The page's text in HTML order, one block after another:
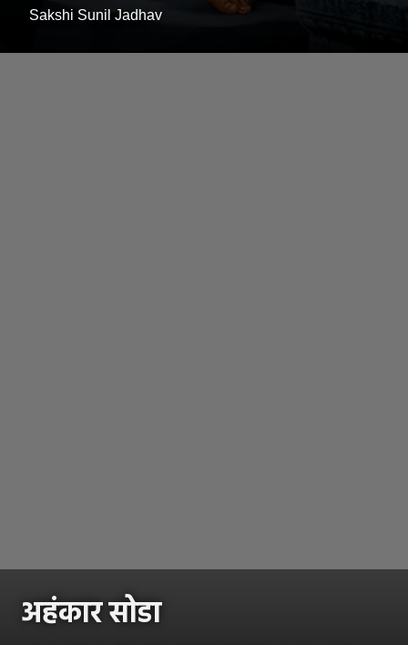
Sakshi Sunil Jadhav
अहंकार सोडा